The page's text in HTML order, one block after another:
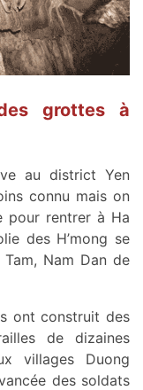
grottes à
au district Yen
connu mais on
pour rentrer à Ha
des H’mong se
Nam Dan de
ont construit des
de dizaines
villages Duong
des soldats